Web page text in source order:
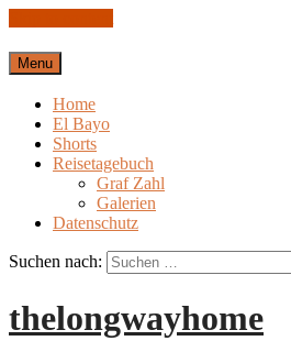
Menu
Home
El Bayo
Shorts
Reisetagebuch
Graf Zahl
Galerien
Datenschutz
Suchen nach:
thelongwayhome